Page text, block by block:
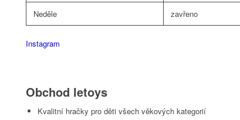
Neděle zavřeno
Instagram
Obchod letoys
Kvalitní hračky pro děti všech věkových kategorií